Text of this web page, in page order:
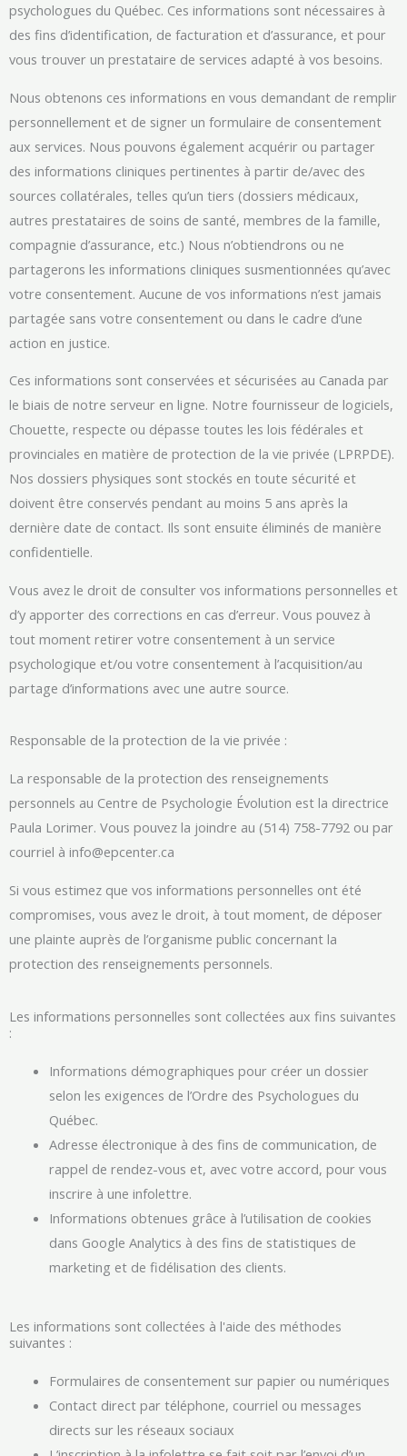
psychologues du Québec. Ces informations sont nécessaires à
des fins d’identification, de facturation et d’assurance, et pour
vous trouver un prestataire de services adapté à vos besoins.
Nous obtenons ces informations en vous demandant de remplir
personnellement et de signer un formulaire de consentement
aux services. Nous pouvons également acquérir ou partager
des informations cliniques pertinentes à partir de/avec des
sources collatérales, telles qu’un tiers (dossiers médicaux,
autres prestataires de soins de santé, membres de la famille,
compagnie d’assurance, etc.) Nous n’obtiendrons ou ne
partagerons les informations cliniques susmentionnées qu’avec
votre consentement. Aucune de vos informations n’est jamais
partagée sans votre consentement ou dans le cadre d’une
action en justice.
Ces informations sont conservées et sécurisées au Canada par
le biais de notre serveur en ligne. Notre fournisseur de logiciels,
Chouette, respecte ou dépasse toutes les lois fédérales et
provinciales en matière de protection de la vie privée (LPRPDE).
Nos dossiers physiques sont stockés en toute sécurité et
doivent être conservés pendant au moins 5 ans après la
dernière date de contact. Ils sont ensuite éliminés de manière
confidentielle.
Vous avez le droit de consulter vos informations personnelles et
d’y apporter des corrections en cas d’erreur. Vous pouvez à
tout moment retirer votre consentement à un service
psychologique et/ou votre consentement à l’acquisition/au
partage d’informations avec une autre source.
Responsable de la protection de la vie privée :
La responsable de la protection des renseignements
personnels au Centre de Psychologie Évolution est la directrice
Paula Lorimer. Vous pouvez la joindre au (514) 758-7792 ou par
courriel à info@epcenter.ca
Si vous estimez que vos informations personnelles ont été
compromises, vous avez le droit, à tout moment, de déposer
une plainte auprès de l’organisme public concernant la
protection des renseignements personnels.
Les informations personnelles sont collectées aux fins suivantes
:
Informations démographiques pour créer un dossier
selon les exigences de l’Ordre des Psychologues du
Québec.
Adresse électronique à des fins de communication, de
rappel de rendez-vous et, avec votre accord, pour vous
inscrire à une infolettre.
Informations obtenues grâce à l’utilisation de cookies
dans Google Analytics à des fins de statistiques de
marketing et de fidélisation des clients.
Les informations sont collectées à l'aide des méthodes
suivantes :
Formulaires de consentement sur papier ou numériques
Contact direct par téléphone, courriel ou messages
directs sur les réseaux sociaux